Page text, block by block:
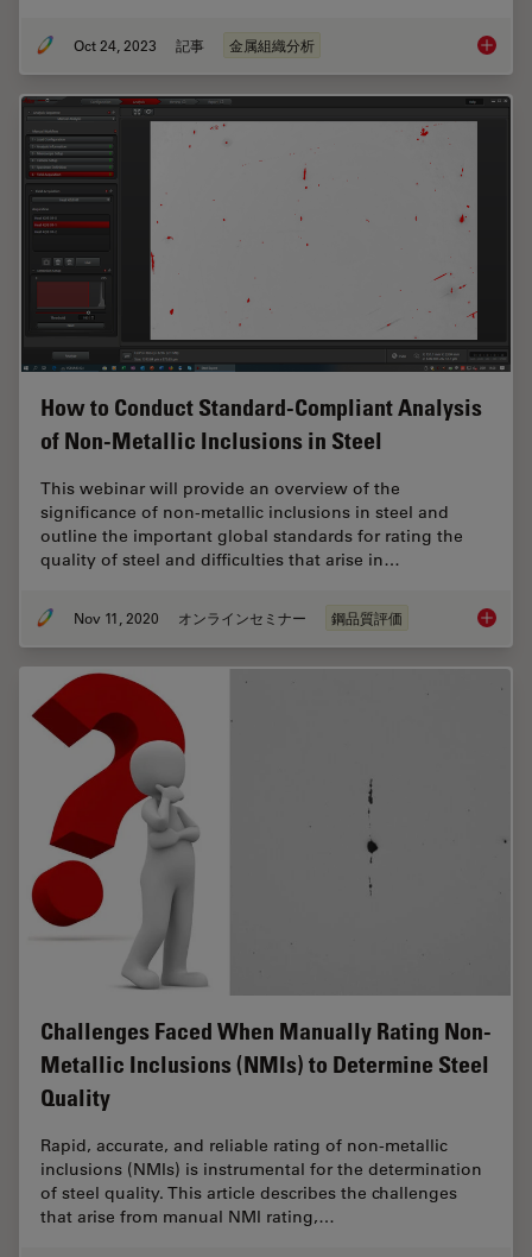
Oct 24, 2023 記事 金属組織分析 Five
How to Conduct Standard-Compliant Analysis
of Non-Metallic Inclusions in Steel
This webinar will provide an overview of the
significance of non-metallic inclusions in steel and
outline the important global standards for rating the
quality of steel and difficulties that arise in…
Nov 11, 2020 オンラインセミナー 鋼品質評価 How to
Challenges Faced When Manually Rating Non-
Metallic Inclusions (NMIs) to Determine Steel
Quality
Rapid, accurate, and reliable rating of non-metallic
inclusions (NMIs) is instrumental for the determination
of steel quality. This article describes the challenges
that arise from manual NMI rating,…